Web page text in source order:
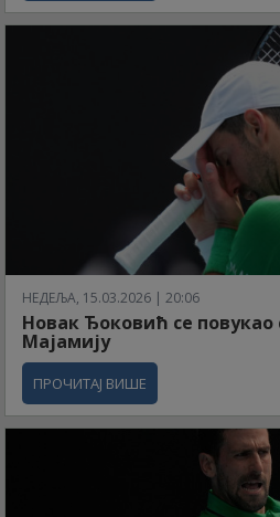
НЕДЕЉА, 15.03.2026 | 20:06
Новак Ђоковић се повукао
Мајамију
ПРОЧИТАЈ ВИШЕ